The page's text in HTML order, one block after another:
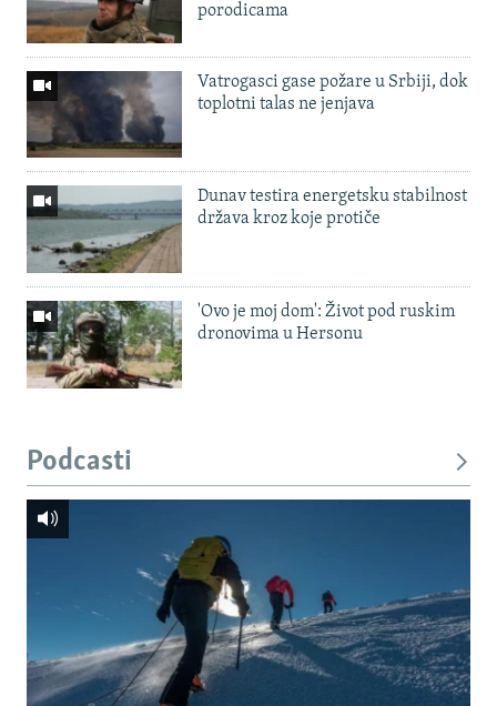
porodicama
Vatrogasci gase požare u Srbiji, dok
toplotni talas ne jenjava
Dunav testira energetsku stabilnost
država kroz koje protiče
'Ovo je moj dom': Život pod ruskim
dronovima u Hersonu
Podcasti